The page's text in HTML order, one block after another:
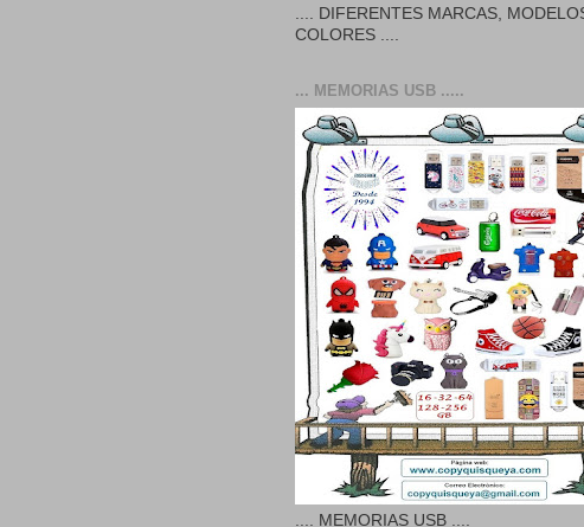
.... DIFERENTES MARCAS,
COLORES ....
... MEMORIAS USB .....
.... MEMORIAS USB ....